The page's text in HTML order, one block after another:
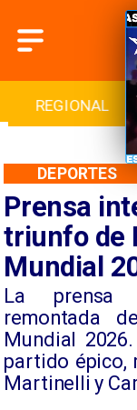
INTERNACIONAL
Prensa
triunfo de
Mundial
La prensa
remontada
Mundial
partido épico,
Martinelli y
DEPORTES